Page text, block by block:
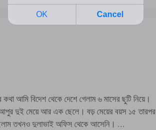
বিদেশ থেকে দেশে গেলাম ৬ মাসের ছুটি নিয়ে।
আপুর দুই মেয়ে আর এক ছেলে। বড় মেয়ের বয়স ১৫ তারপর
তখনও দুলাভাই অফিস থেকে আসেনি। …